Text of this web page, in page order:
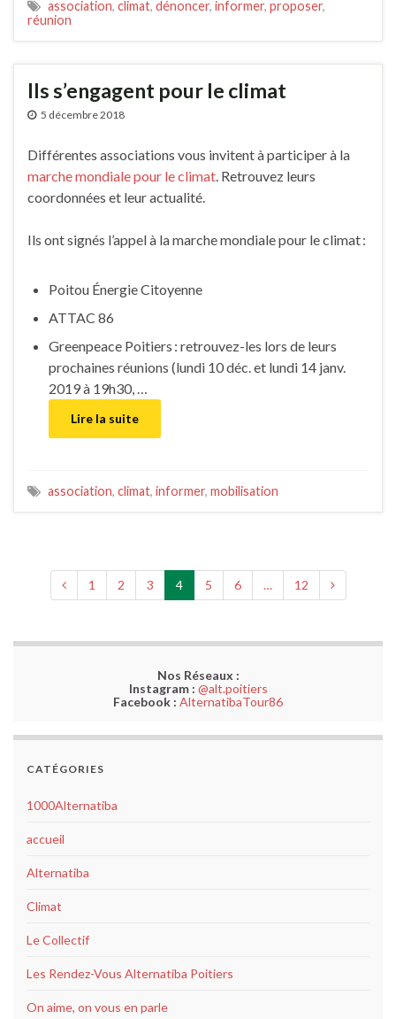
association, climat, dénoncer, informer, proposer,
réunion
Ils s’engagent pour le climat
5 décembre 2018
Différentes associations vous invitent à participer à la
marche mondiale pour le climat . Retrouvez leurs
coordonnées et leur actualité.
Ils ont signés l’appel à la marche mondiale pour le climat :
Poitou Énergie Citoyenne
ATTAC 86
Greenpeace Poitiers : retrouvez-les lors de leurs
prochaines réunions (lundi 10 déc. et lundi 14 janv.
2019 à 19h30, …
Lire la suite
association, climat, informer, mobilisation
1 2 3 4 5 6 … 12
Nos Réseaux :
Instagram : @alt.poitiers
Facebook : AlternatibaTour86
CATÉGORIES
1000Alternatiba
accueil
Alternatiba
Climat
Le Collectif
Les Rendez-Vous Alternatiba Poitiers
On aime, on vous en parle